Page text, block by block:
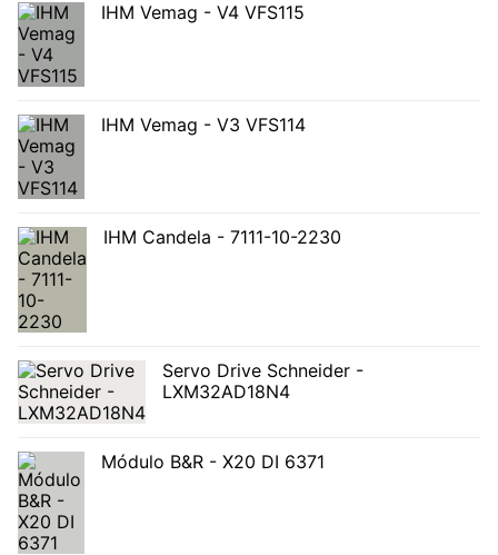
IHM Vemag - V4 VFS115
IHM Vemag - V3 VFS114
IHM Candela - 7111-10-2230
Servo Drive Schneider -
LXM32AD18N4
Módulo B&R - X20 DI 6371